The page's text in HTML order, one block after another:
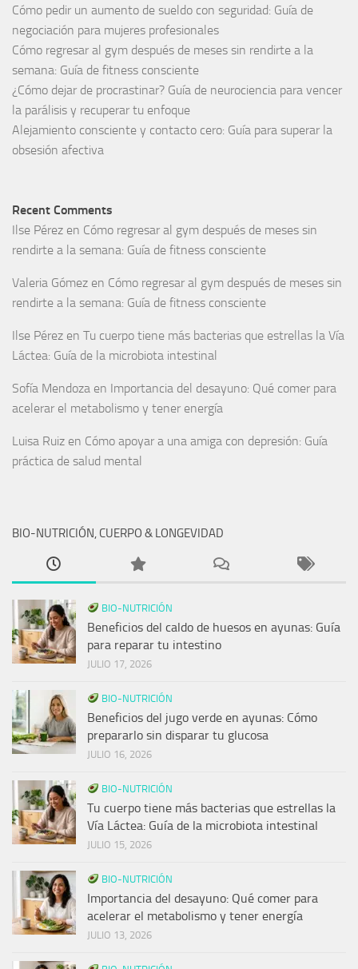
Cómo pedir un aumento de sueldo con seguridad: Guía de
negociación para mujeres profesionales
Cómo regresar al gym después de meses sin rendirte a la
semana: Guía de fitness consciente
¿Cómo dejar de procrastinar? Guía de neurociencia para vencer
la parálisis y recuperar tu enfoque
Alejamiento consciente y contacto cero: Guía para superar la
obsesión afectiva
Recent Comments
Ilse Pérez en Cómo regresar al gym después de meses sin
rendirte a la semana: Guía de fitness consciente
Valeria Gómez en Cómo regresar al gym después de meses sin
rendirte a la semana: Guía de fitness consciente
Ilse Pérez en Tu cuerpo tiene más bacterias que estrellas la Vía
Láctea: Guía de la microbiota intestinal
Sofía Mendoza en Importancia del desayuno: Qué comer para
acelerar el metabolismo y tener energía
Luisa Ruiz en Cómo apoyar a una amiga con depresión: Guía
práctica de salud mental
BIO-NUTRICIÓN, CUERPO & LONGEVIDAD
BIO-NUTRICIÓN
Beneficios del caldo de huesos en ayunas: Guía
para reparar tu intestino
JULIO 17, 2026
BIO-NUTRICIÓN
Beneficios del jugo verde en ayunas: Cómo
prepararlo sin disparar tu glucosa
JULIO 16, 2026
BIO-NUTRICIÓN
Tu cuerpo tiene más bacterias que estrellas la
Vía Láctea: Guía de la microbiota intestinal
JULIO 15, 2026
BIO-NUTRICIÓN
Importancia del desayuno: Qué comer para
acelerar el metabolismo y tener energía
JULIO 13, 2026